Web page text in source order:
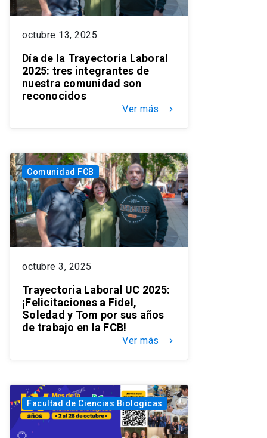
octubre 13, 2025
Día de la Trayectoria Laboral
2025: tres integrantes de
nuestra comunidad son
reconocidos
Ver más keyboard_arrow_right
Comunidad FCB
octubre 3, 2025
Trayectoria Laboral UC 2025:
¡Felicitaciones a Fidel,
Soledad y Tom por sus años
de trabajo en la FCB!
Ver más keyboard_arrow_right
Facultad de Ciencias Biologicas